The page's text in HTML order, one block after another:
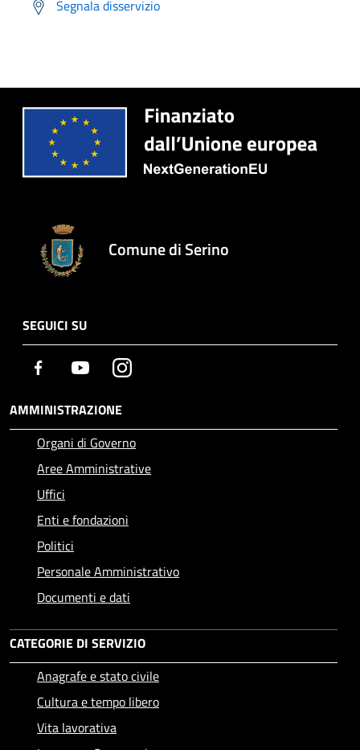
Segnala disservizio
Comune di Serino
SEGUICI SU
Facebook YoutubeInstagram
AMMINISTRAZIONE
Organi di Governo
Aree Amministrative
Uffici
Enti e fondazioni
Politici
Personale Amministrativo
Documenti e dati
CATEGORIE DI SERVIZIO
Anagrafe e stato civile
Cultura e tempo libero
Vita lavorativa